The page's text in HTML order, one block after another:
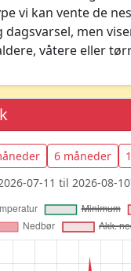
vi kan vente de
dagsvarsel, men
våtere eller
6 måneder
07-11 til 2026-08-